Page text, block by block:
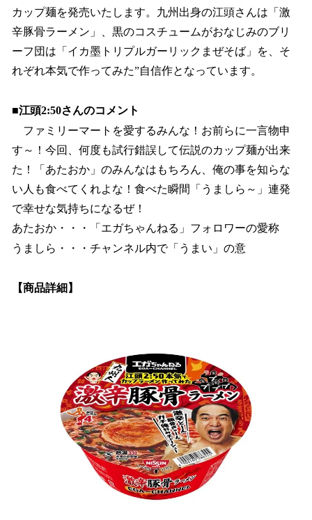
カップ麺を発売いたします。九州出身の江頭さんは「激
辛豚骨ラーメン」、黒のコスチュームがおなじみのブリ
ーフ団は「イカ墨トリプルガーリックまぜそば」を、そ
れぞれ本気で作ってみた”自信作となっています。
■江頭2:50さんのコメント
ファミリーマートを愛するみんな！お前らに一言物申
す～！今回、何度も試行錯誤して伝説のカップ麺が出来
た！「あたおか」のみんなはもちろん、俺の事を知らな
い人も食べてくれよな！食べた瞬間「うましら～」連発
で幸せな気持ちになるぜ！
あたおか・・・「エガちゃんねる」フォロワーの愛称
うましら・・・チャンネル内で「うまい」の意
【商品詳細】